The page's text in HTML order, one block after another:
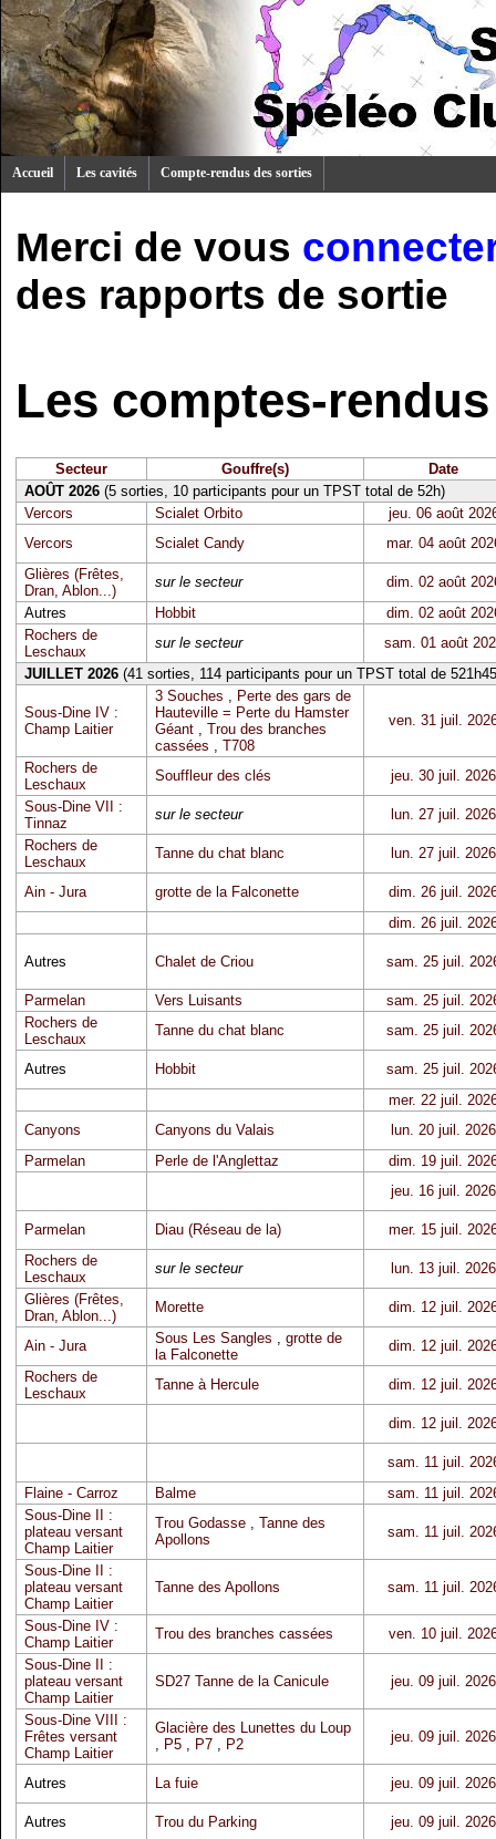
Accueil Les cavités Compte-rendus des sorties
Merci de vous
des rapports de sortie
Les comptes-
Secteur Gouffre(s)
Date
AOÛT 2026(5 sorties, 10 participants pour un TPST total de 52h)
Vercors
Scialet Orbito
jeu. 06 août
Vercors
Scialet Candy
mar. 04 août
Glières (Frêtes,
Dran, Ablon...)
sur le secteur
dim. 02 août
Autres
Hobbit
dim. 02 août
Rochers de
Leschaux
sur le secteur
sam. 01 août
JUILLET 2026(41 sorties, 114 participants pour un TPST total de
Sous-Dine IV :
Champ Laitier
3 Souches , Perte des gars de
Hauteville = Perte du Hamster
Géant, Trou des branches
cassées , T708
ven. 31 juil.
Rochers de
Leschaux
Souffleur des clés
jeu. 30 juil. 2026
Sous-Dine VII :
Tinnaz
sur le secteur
lun. 27 juil. 2026
Rochers de
Leschaux
Tanne du chat blanc lun. 27 juil. 2026
Ain - Jura grotte de la Falconette
dim. 26 juil.
dim. 26 juil.
Autres Chalet de Criou sam. 25 juil.
Parmelan Vers Luisants
sam. 25 juil.
Rochers de
Leschaux
Tanne du chat blanc sam. 25 juil.
Autres Hobbit
sam. 25 juil.
mer. 22 juil.
Canyons
Canyons du Valais
lun. 20 juil. 2026
Parmelan
Perle de l'Anglettaz
dim. 19 juil.
jeu. 16 juil. 2026
Parmelan Diau (Réseau de la)
mer. 15 juil.
Rochers de
Leschaux
sur le secteur
lun. 13 juil. 2026
Glières (Frêtes,
Dran, Ablon...)
Morette dim. 12 juil.
Ain - Jura Sous Les Sangles , grotte de
la Falconette
dim. 12 juil.
Rochers de
Leschaux
Tanne à Hercule dim. 12 juil.
dim. 12 juil.
sam. 11 juil.
Flaine - Carroz
Balme
sam. 11 juil.
Sous-Dine II :
plateau versant
Champ Laitier
Trou Godasse, Tanne des
Apollons
sam. 11 juil.
Sous-Dine II :
plateau versant
Champ Laitier
Tanne des Apollons sam. 11 juil.
Sous-Dine IV :
Champ Laitier
Trou des branches cassées
ven. 10 juil.
Sous-Dine II :
plateau versant
Champ Laitier
SD27 Tanne de la Canicule jeu. 09 juil. 2026
Sous-Dine VIII :
Frêtes versant
Champ Laitier
Glacière des Lunettes du Loup
, P5, P7, P2 jeu. 09 juil. 2026
Autres La fuie jeu. 09 juil. 2026
Autres Trou du Parking
jeu. 09 juil. 2026